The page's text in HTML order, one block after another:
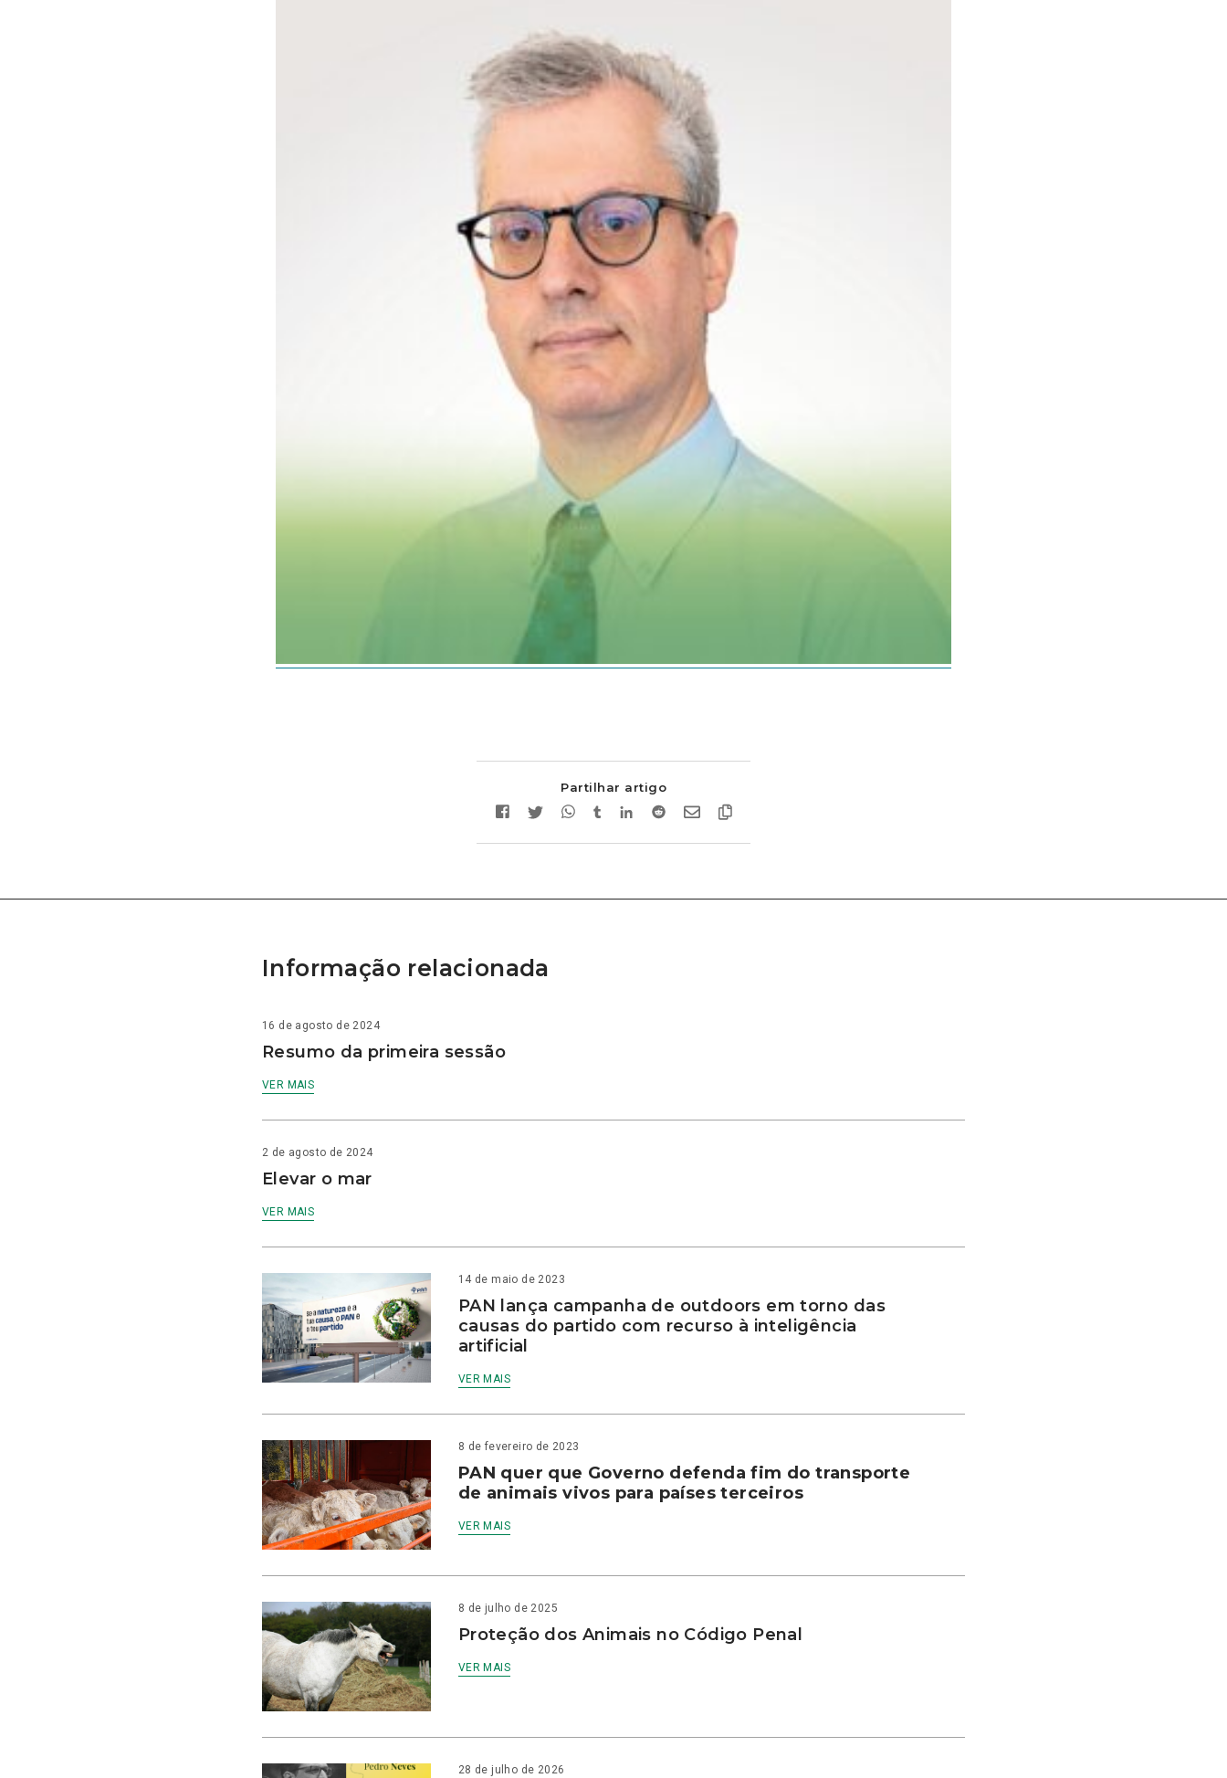
Partilhar artigo
Informação relacionada
16 de agosto de 2024
Resumo da primeira sessão
VER MAIS
2 de agosto de 2024
Elevar o mar
VER MAIS
14 de maio de 2023
PAN lança campanha de outdoors em torno das
causas do partido com recurso à inteligência
artificial
VER MAIS
8 de fevereiro de 2023
PAN quer que Governo defenda fim do transporte
de animais vivos para países terceiros
VER MAIS
8 de julho de 2025
Proteção dos Animais no Código Penal
VER MAIS
28 de julho de 2026